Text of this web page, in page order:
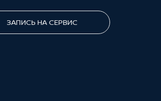
ЗАПИСЬ НА СЕРВИС